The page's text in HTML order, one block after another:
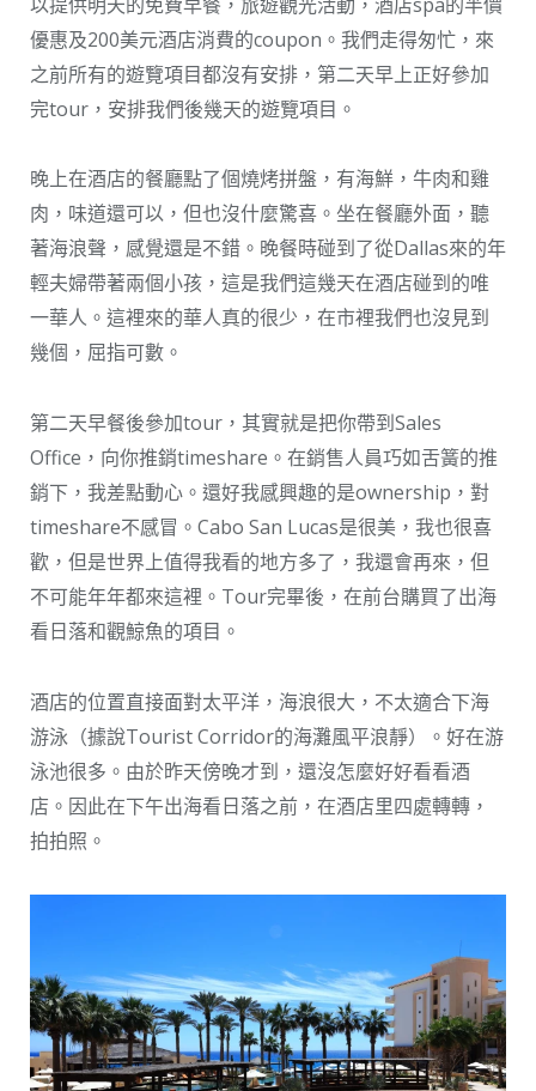
優惠及200美元酒店消費的coupon。我們走得匆忙，來
之前所有的遊覽項目都沒有安排，第二天早上正好參加
完tour，安排我們後幾天的遊覽項目。
晚上在酒店的餐廳點了個燒烤拼盤，有海鮮，牛肉和雞
肉，味道還可以，但也沒什麼驚喜。坐在餐廳外面，聽
著海浪聲，感覺還是不錯。晚餐時碰到了從Dallas來的年
輕夫婦帶著兩個小孩，這是我們這幾天在酒店碰到的唯
一華人。這裡來的華人真的很少，在市裡我們也沒見到
幾個，屈指可數。
第二天早餐後參加tour，其實就是把你帶到Sales
Office，向你推銷timeshare。在銷售人員巧如舌簧的推
銷下，我差點動心。還好我感興趣的是ownership，對
timeshare不感冒。Cabo San Lucas是很美，我也很喜
歡，但是世界上值得我看的地方多了，我還會再來，但
不可能年年都來這裡。Tour完畢後，在前台購買了出海
看日落和觀鯨魚的項目。
酒店的位置直接面對太平洋，海浪很大，不太適合下海
游泳（據說Tourist Corridor的海灘風平浪靜）。好在游
泳池很多。由於昨天傍晚才到，還沒怎麼好好看看酒
店。因此在下午出海看日落之前，在酒店里四處轉轉，
拍拍照。